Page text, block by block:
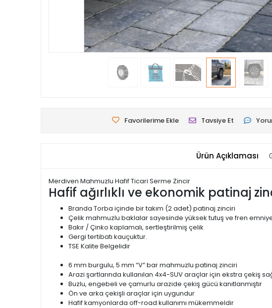
Favorilerime Ekle Tavsiye Et
Ürün Açıklaması
Merdiven Mahmuzlu Hafif Ticari Serme Zincir
Hafif ağırlıklı ve ekonomik patinaj
Branda Torba içinde bir takım (2 adet) patinaj zinciri
Çelik mahmuzlu baklalar sayesinde yüksek tutuş ve fren
Bakır / Çinko kaplamalı, sertleştirilmiş çelik
Gergi tertibatı kauçuktur.
TSE Kalite Belgelidir
6 mm burgulu, 5 mm “V” bar mahmuzlu patinaj zinciri
Arazi şartlarında kullanılan 4x4-SUV araçlar için ekstra çekiş
Buzlu, engebeli ve çamurlu arazide çekiş gücü kanıtlanmıştır
Ön ve arka çekişli araçlar için uygundur
Hafif kamyonlarda off-road kullanımı mükemmeldir